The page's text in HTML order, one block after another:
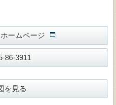
ームページ
86-3911
を見る